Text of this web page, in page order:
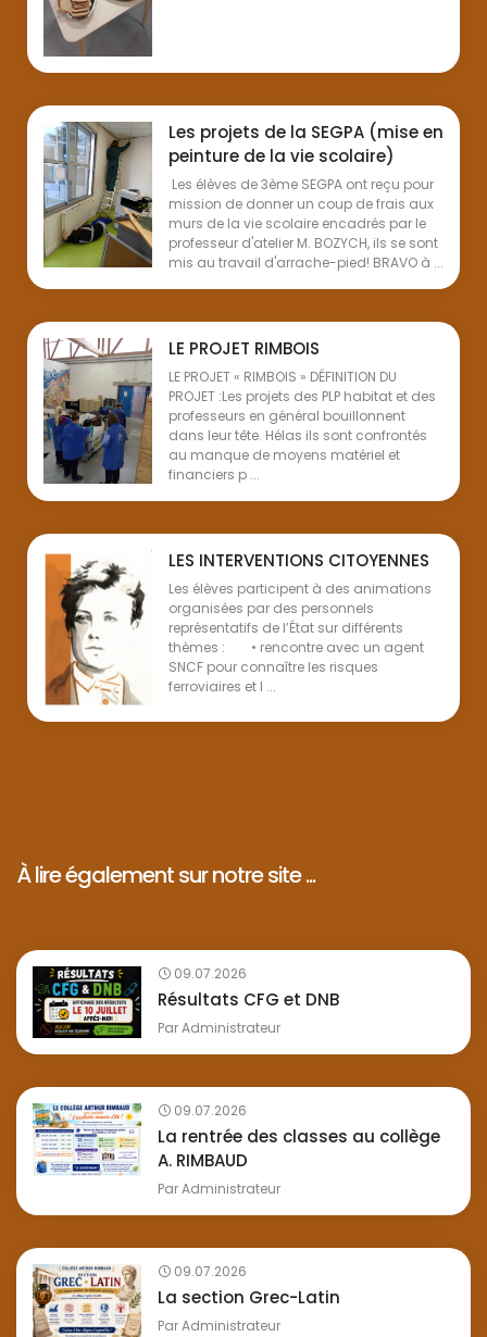
Les projets de la SEGPA (mise en
peinture de la vie scolaire)
Les élèves de 3ème SEGPA ont reçu pour
mission de donner un coup de frais aux
murs de la vie scolaire encadrés par le
professeur d'atelier M. BOZYCH, ils se sont
mis au travail d'arrache-pied! BRAVO à ...
LE PROJET RIMBOIS
LE PROJET « RIMBOIS » DÉFINITION DU
PROJET :Les projets des PLP habitat et des
professeurs en général bouillonnent
dans leur tête. Hélas ils sont confrontés
au manque de moyens matériel et
financiers p ...
LES INTERVENTIONS CITOYENNES
Les élèves participent à des animations
organisées par des personnels
représentatifs de l’État sur différents
thèmes : • rencontre avec un agent
SNCF pour connaître les risques
ferroviaires et l ...
À lire également sur notre site ...
09.07.2026
Résultats CFG et DNB
ParAdministrateur
09.07.2026
La rentrée des classes au collège
A. RIMBAUD
ParAdministrateur
09.07.2026
La section Grec-Latin
ParAdministrateur